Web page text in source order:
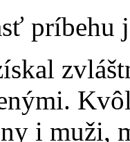
príbehu
i muži,